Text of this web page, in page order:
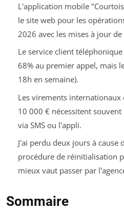
L'application mobile
le site web pour les
2026 avec les mises à jour de
Le service client
68% au premier appel, mais
18h en semaine).
Les virements
10 000 € nécessitent
via SMS ou l'appli.
J'ai perdu deux jours à cause
procédure de réinitialisation
mieux vaut passer par
Sommaire